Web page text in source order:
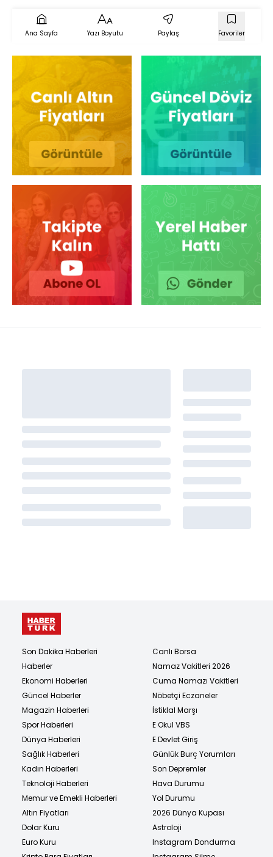
Ana Sayfa Yazı Boyutu Paylaş Favoriler
Son Dakika Haberleri
Haberler
Ekonomi Haberleri
Güncel Haberler
Magazin Haberleri
Spor Haberleri
Dünya Haberleri
Sağlık Haberleri
Kadın Haberleri
Teknoloji Haberleri
Memur ve Emekli Haberleri
Altın Fiyatları
Dolar Kuru
Euro Kuru
Canlı Borsa
Namaz Vakitleri 2026
Cuma Namazı Vakitleri
Nöbetçi Eczaneler
İstiklal Marşı
E Okul VBS
E Devlet Giriş
Günlük Burç Yorumları
Son Depremler
Hava Durumu
Yol Durumu
2026 Dünya Kupası
Astroloji
Instagram Dondurma